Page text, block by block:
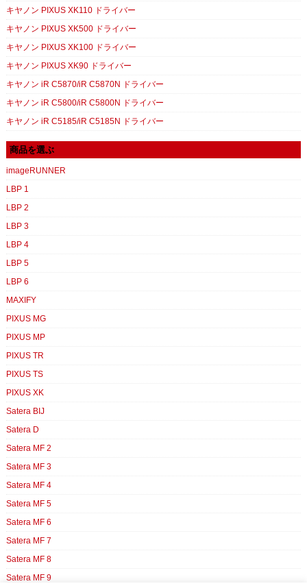
キヤノン PIXUS XK110 ドライバー
キヤノン PIXUS XK500 ドライバー
キヤノン PIXUS XK100 ドライバー
キヤノン PIXUS XK90 ドライバー
キヤノン iR C5870/iR C5870N ドライバー
キヤノン iR C5800/iR C5800N ドライバー
キヤノン iR C5185/iR C5185N ドライバー
商品を選ぶ
imageRUNNER
LBP 1
LBP 2
LBP 3
LBP 4
LBP 5
LBP 6
MAXIFY
PIXUS MG
PIXUS MP
PIXUS TR
PIXUS TS
PIXUS XK
Satera BIJ
Satera D
Satera MF 2
Satera MF 3
Satera MF 4
Satera MF 5
Satera MF 6
Satera MF 7
Satera MF 8
Satera MF 9